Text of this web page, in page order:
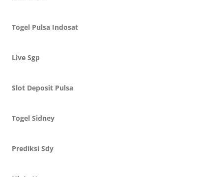
Togel Pulsa Indosat
Live Sgp
Slot Deposit Pulsa
Togel Sidney
Prediksi Sdy